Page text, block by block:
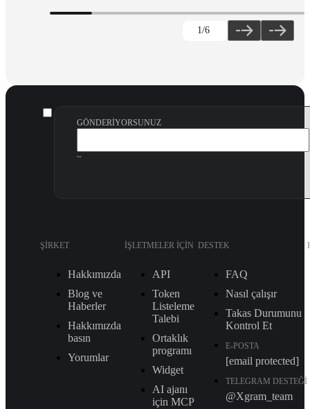
1/6
GÖNDERIYORSUNUZ
~
ŞIRKET
Hakkımızda
Blog ve
Haberler
Hakkımızda
basın
Yorumlar
İŞLETMELER IÇIN
API
Token
Listeleme
Talebi
Ortaklık
programı
Widget
AI ajanı
için MCP
DESTEK
FAQ
Nasıl çalışır
Takas Durumunu
Kontrol Et
E-POSTA
[email protected]
TELEGRAM DESTEĞI
@Xgram_team